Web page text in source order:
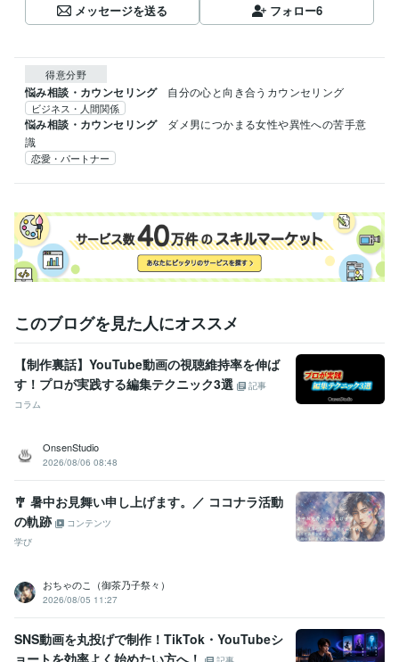
メッセージを送る
フォロー6
得意分野
悩み相談・カウンセリング 自分の心と向き合うカウンセリング
ビジネス・人間関係
悩み相談・カウンセリング
ダメ男につかまる女性や異性への苦手意
識
恋愛・パートナー
このブログを見た人にオススメ
【制作裏話】YouTube動画の視聴維持率を伸ば
す！プロが実践する編集テクニック3選
記事
コラム
OnsenStudio
2026/08/06 08:48
🎐 暑中お見舞い申し上げます。／ ココナラ活動
の軌跡
コンテンツ
学び
おちゃのこ（御茶乃子祭々）
2026/08/05 11:27
SNS動画を丸投げで制作！TikTok・YouTubeシ